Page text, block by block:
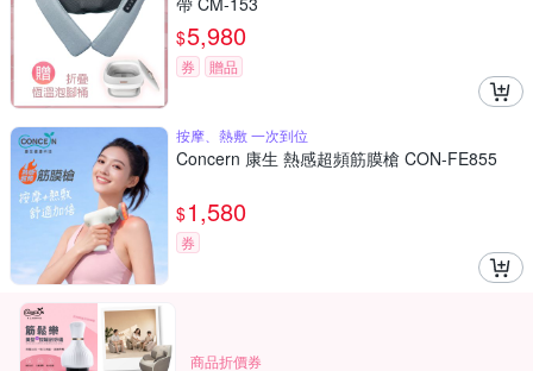
$5,980
券 贈品
按摩、熱敷 一次到位
Concern 康生 熱感超頻筋膜槍 CON-FE855
$1,580
券
商品折價券